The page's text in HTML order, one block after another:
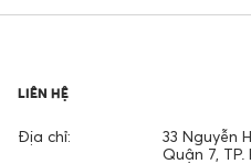
LIÊN HỆ
Địa chỉ:
33 Nguyễn
Quận 7, TP.